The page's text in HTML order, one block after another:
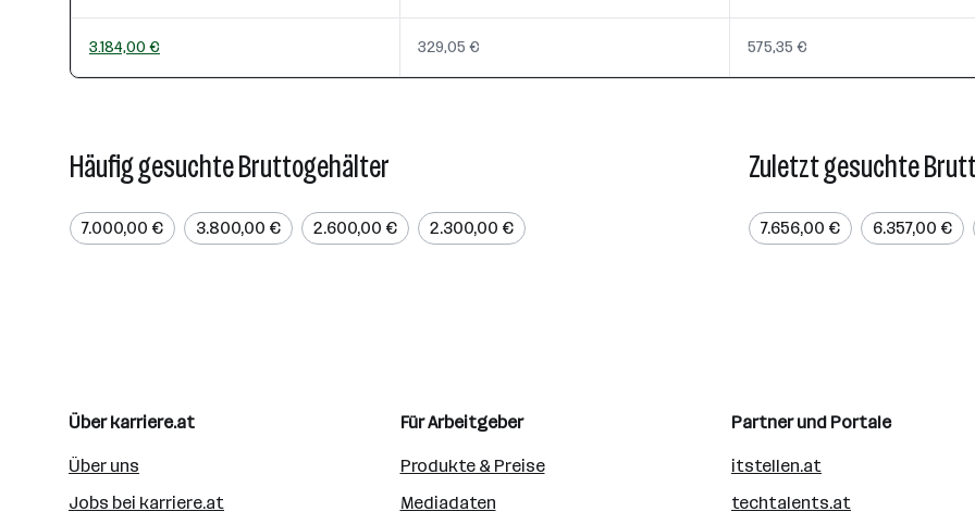
3.184,00 € 329,05 € 575,35 €
Häufig gesuchte Bruttogehälter
7.000,00 € 3.800,00 € 2.600,00 € 2.300,00 €
Zuletzt gesuchte
7.656,00 € 6.357,00 €
Über karriere.at
Über uns
Jobs bei karriere.at
Für Arbeitgeber
Produkte & Preise
Mediadaten
Partner und Portale
itstellen.at
techtalents.at